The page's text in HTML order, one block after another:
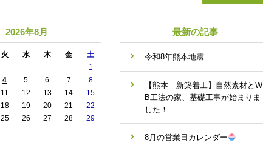
2026年8月
火 水 木 金 土
1
4 5 6 7
8
11 12 13 14
15
18 19 20 21
22
25 26 27 28
29
最新の記事
令和8年熊本地震
【熊本｜新築着工】自然素材とW
B工法の家、基礎工事が始まりま
した！
8月の営業日カレンダー